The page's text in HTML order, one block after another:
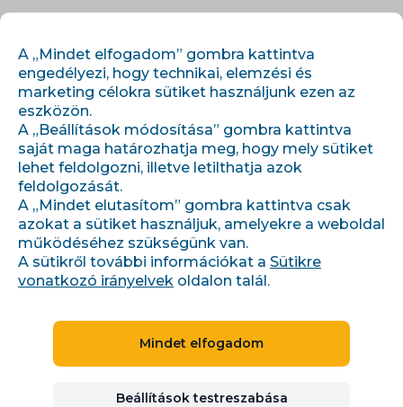
Úvod›Cikkek és információk
SEO a AIO pro e-shop: jak vás v roce 2026 najdou AI
vyhledávače (a co je na „AI feedu" pravda)
SEO a AIO pro e-shop: jak
vás v roce 2026 najdou AI
vyhledávače (a co je na
A „Mindet elfogadom” gombra kattintva
engedélyezi, hogy technikai, elemzési és
marketing célokra sütiket használjunk ezen az
eszközön.
A „Beállítások módosítása” gombra kattintva
saját maga határozhatja meg, hogy mely sütiket
lehet feldolgozni, illetve letilthatja azok
feldolgozását.
A „Mindet elutasítom” gombra kattintva csak
azokat a sütiket használjuk, amelyekre a weboldal
működéséhez szükségünk van.
A sütikről további információkat a Sütikre
vonatkozó irányelvek oldalon talál.
Mindet elfogadom
Beállítások testreszabása